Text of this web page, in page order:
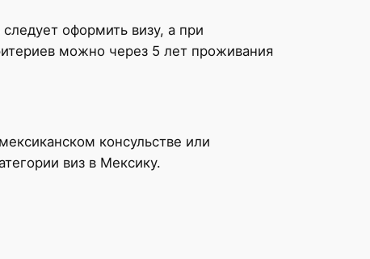
оформить визу, а при
можно через 5 лет проживания
консульстве или
виз в Мексику.